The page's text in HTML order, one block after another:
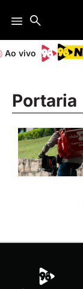
Ao vivo
Portaria